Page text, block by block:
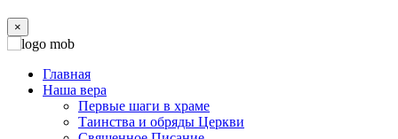
×
Главная
Наша вера
Первые шаги в храме
Таинства и обряды Церкви